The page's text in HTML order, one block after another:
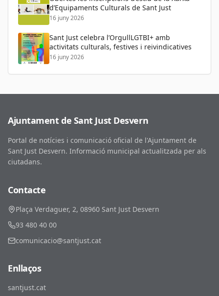
d’Equipaments Culturals de Sant Just
16 juny 2026
Sant Just celebra l’OrgullLGTBI+ amb
activitats culturals, festives i reivindicatives
16 juny 2026
Ajuntament de Sant Just Desvern
Portal de notícies i comunicació oficial de l'Ajuntament de
Sant Just Desvern. Informació municipal actualitzada per als
ciutadans.
Contacte
Plaça Verdaguer, 2, 08960 Sant Just Desvern
93 480 40 00
comunicacio@santjust.cat
Enllaços
santjust.cat